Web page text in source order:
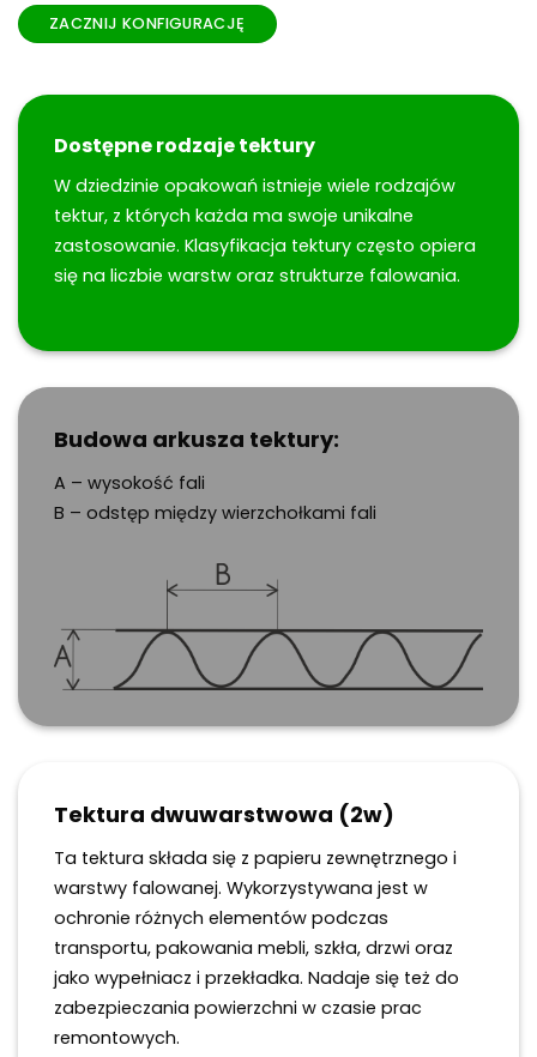
ZACZNIJ KONFIGURACJĘ
Dostępne rodzaje tektury
W dziedzinie opakowań istnieje wiele rodzajów
tektur, z których każda ma swoje unikalne
zastosowanie. Klasyfikacja tektury często opiera
się na liczbie warstw oraz strukturze falowania.
Budowa arkusza tektury:
A – wysokość fali
B – odstęp między wierzchołkami fali
Tektura dwuwarstwowa (2w)
Ta tektura składa się z papieru zewnętrznego i
warstwy falowanej. Wykorzystywana jest w
ochronie różnych elementów podczas
transportu, pakowania mebli, szkła, drzwi oraz
jako wypełniacz i przekładka. Nadaje się też do
zabezpieczania powierzchni w czasie prac
remontowych.